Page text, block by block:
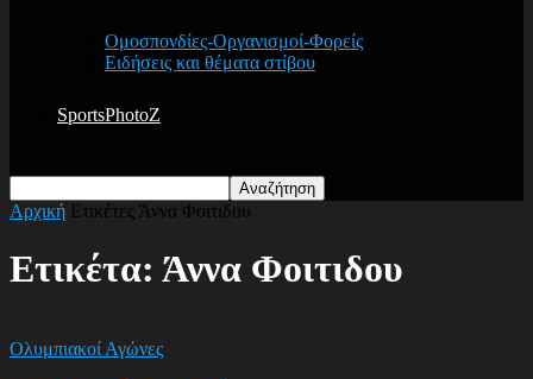
Ομοσπονδίες-Οργανισμοί-Φορείς
Ειδήσεις και θέματα στίβου
SportsPhotoZ
Αρχική Ετικέτες Άννα Φοιτιδου
Ετικέτα: Άννα Φοιτιδου
Ολυμπιακοί Αγώνες